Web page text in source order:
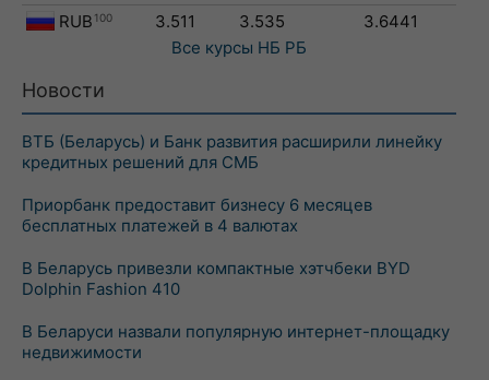
RUB 100 3.511 3.535
3.6441
Все курсы НБ РБ
Новости
ВТБ (Беларусь) и Банк развития расширили линейку
кредитных решений для СМБ
Приорбанк предоставит бизнесу 6 месяцев
бесплатных платежей в 4 валютах
В Беларусь привезли компактные хэтчбеки BYD
Dolphin Fashion 410
В Беларуси назвали популярную интернет-площадку
недвижимости